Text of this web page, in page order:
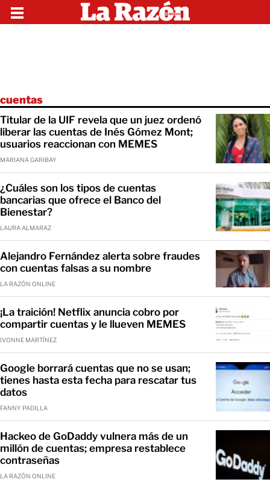
cuentas
Titular de la UIF revela que un juez ordenó
liberar las cuentas de Inés Gómez Mont;
usuarios reaccionan con MEMES
MARIANA GARIBAY
¿Cuáles son los tipos de cuentas
bancarias que ofrece el Banco del
Bienestar?
LAURA ALMARAZ
Alejandro Fernández alerta sobre fraudes
con cuentas falsas a su nombre
LA RAZÓN ONLINE
¡La traición! Netflix anuncia cobro por
compartir cuentas y le llueven MEMES
IVONNE MARTÍNEZ
Google borrará cuentas que no se usan;
tienes hasta esta fecha para rescatar tus
datos
FANNY PADILLA
Hackeo de GoDaddy vulnera más de un
millón de cuentas; empresa restablece
contraseñas
LA RAZÓN ONLINE